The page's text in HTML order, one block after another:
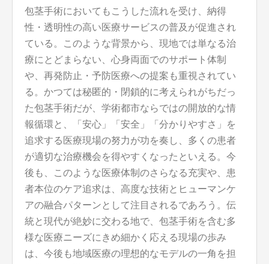
包茎手術においてもこうした流れを受け、納得
性・透明性の高い医療サービスの普及が促進され
ている。このような背景から、現地では単なる治
療にとどまらない、心身両面でのサポート体制
や、再発防止・予防医療への提案も重視されてい
る。かつては秘匿的・閉鎖的に考えられがちだっ
た包茎手術だが、学術都市ならではの開放的な情
報循環と、「安心」「安全」「分かりやすさ」を
追求する医療現場の努力が功を奏し、多くの患者
が適切な治療機会を得やすくなったといえる。今
後も、このような医療体制のさらなる充実や、患
者本位のケア追求は、高度な技術とヒューマンケ
アの融合パターンとして注目されるであろう。伝
統と現代が絶妙に交わる地で、包茎手術を含む多
様な医療ニーズにきめ細かく応える現場の歩み
は、今後も地域医療の理想的なモデルの一角を担